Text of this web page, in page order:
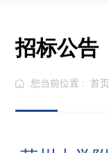
招标公告
您当前位置 : 首页